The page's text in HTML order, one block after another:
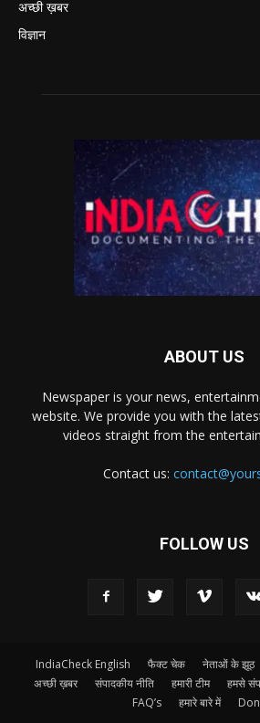
अच्छी ख़बर
विज्ञान
ABOUT US
Newspaper is your news,
website. We provide you with the
videos straight from the
Contact us:
FOLLOW US
IndiaCheck English फैक्ट चेक नेताओं के झूठ
अच्छी ख़बर
संपादकीय नीति हमारी टीम हमसे
FAQ’s
हमारे बारे में